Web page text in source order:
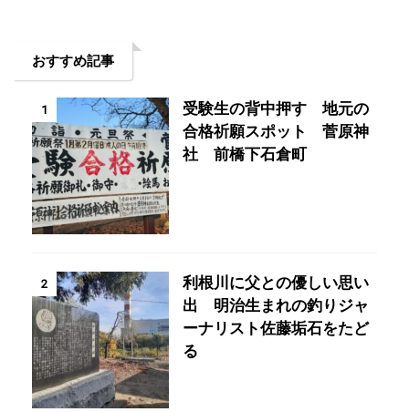
おすすめ記事
1
受験生の背中押す 地元の
合格祈願スポット 菅原神
社 前橋下石倉町
2
利根川に父との優しい思い
出 明治生まれの釣りジャ
ーナリスト佐藤垢石をたど
る